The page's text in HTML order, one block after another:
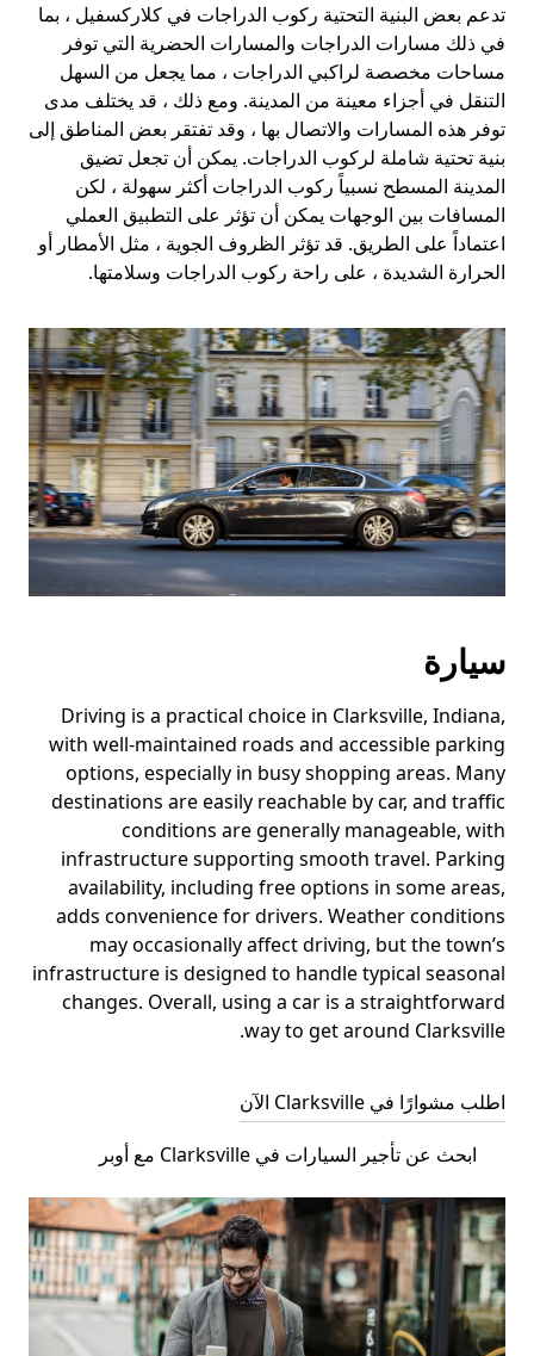
تدعم بعض البنية التحتية ركوب الدراجات في كلاركسفيل ، بما
في ذلك مسارات الدراجات والمسارات الحضرية التي توفر
مساحات مخصصة لراكبي الدراجات ، مما يجعل من السهل
التنقل في أجزاء معينة من المدينة. ومع ذلك ، قد يختلف مدى
توفر هذه المسارات والاتصال بها ، وقد تفتقر بعض المناطق إلى
بنية تحتية شاملة لركوب الدراجات. يمكن أن تجعل تضيق
المدينة المسطح نسبياً ركوب الدراجات أكثر سهولة ، لكن
المسافات بين الوجهات يمكن أن تؤثر على التطبيق العملي
اعتماداً على الطريق. قد تؤثر الظروف الجوية ، مثل الأمطار أو
الحرارة الشديدة ، على راحة ركوب الدراجات وسلامتها.
سيارة
Driving is a practical choice in Clarksville, Indiana,
with well-maintained roads and accessible parking
options, especially in busy shopping areas. Many
destinations are easily reachable by car, and traffic
conditions are generally manageable, with
infrastructure supporting smooth travel. Parking
availability, including free options in some areas,
adds convenience for drivers. Weather conditions
may occasionally affect driving, but the town’s
infrastructure is designed to handle typical seasonal
changes. Overall, using a car is a straightforward
way to get around Clarksville.
اطلب مشوارًا في Clarksville الآن
ابحث عن تأجير السيارات في Clarksville مع أوبر